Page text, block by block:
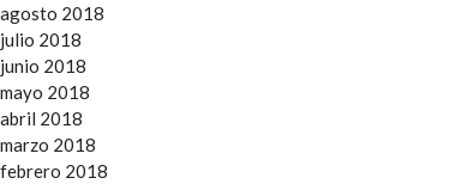
agosto 2018
julio 2018
junio 2018
mayo 2018
abril 2018
marzo 2018
febrero 2018